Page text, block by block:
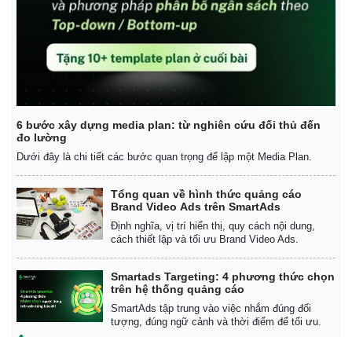
6 bước xây dựng media plan: từ nghiên cứu đối thủ đến
đo lường
Dưới đây là chi tiết các bước quan trọng để lập một Media Plan.
Tổng quan về hình thức quảng cáo
Brand Video Ads trên SmartAds
Định nghĩa, vị trí hiển thị, quy cách nội dung,
cách thiết lập và tối ưu Brand Video Ads.
Smartads Targeting: 4 phương thức chọn
trên hệ thống quảng cáo
SmartAds tập trung vào việc nhắm đúng đối
tượng, đúng ngữ cảnh và thời điểm để tối ưu.